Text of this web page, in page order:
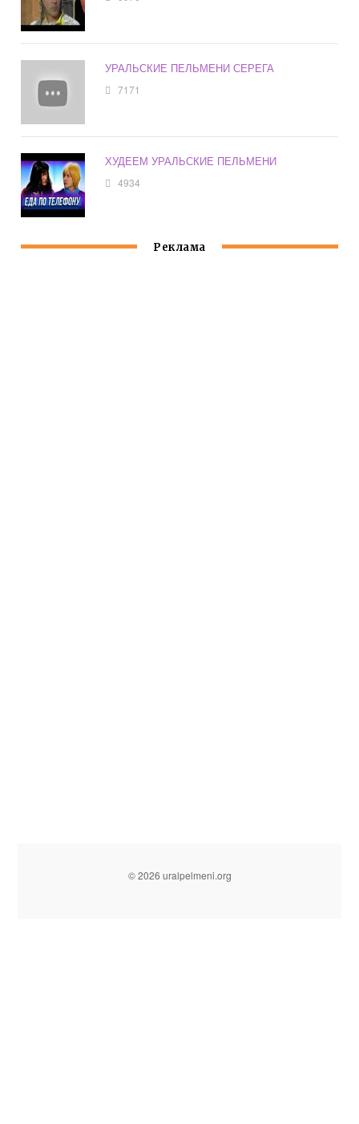
УРАЛЬСКИЕ ПЕЛЬМЕНИ СЕРЕГА
7171
ХУДЕЕМ УРАЛЬСКИЕ ПЕЛЬМЕНИ
4934
Реклама
© 2026 uralpelmeni.org